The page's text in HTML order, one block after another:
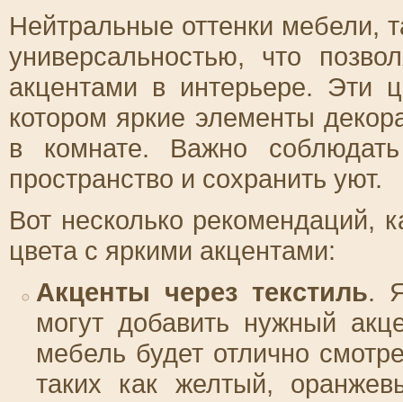
Нейтральные оттенки мебели,
универсальностью, что
акцентами в интерьере. Эти
котором яркие элементы
в комнате. Важно
пространство и сохранить уют.
Вот несколько рекомендаций,
цвета с яркими акцентами:
Акценты через текстиль.
могут добавить нужный
мебель будет отлично
таких как желтый,